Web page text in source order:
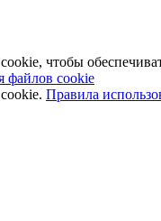
чтобы
файлов cookie
Правила